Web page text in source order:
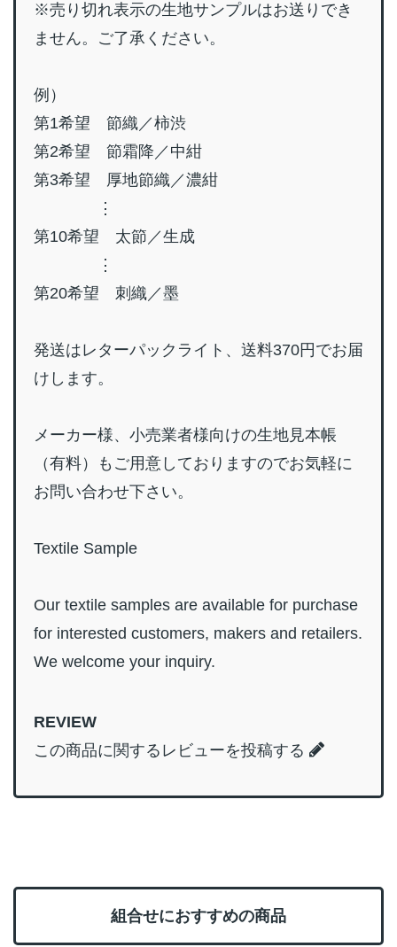
※売り切れ表示の生地サンプルはお送りでき
ません。ご了承ください。
例）
第1希望 節織／柿渋
第2希望 節霜降／中紺
第3希望 厚地節織／濃紺
⋮
第10希望 太節／生成
⋮
第20希望 刺織／墨
発送はレターパックライト、送料370円でお届
けします。
メーカー様、小売業者様向けの生地見本帳
（有料）もご用意しておりますのでお気軽に
お問い合わせ下さい。
Textile Sample
Our textile samples are available for purchase
for interested customers, makers and retailers.
We welcome your inquiry.
REVIEW
この商品に関するレビューを投稿する
組合せにおすすめの商品